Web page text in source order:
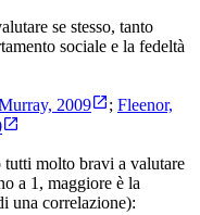
se stesso, tanto
sociale e la fedeltà
2009 ; Fleenor,
tutti molto bravi a valutare
a 1, maggiore è la
una correlazione):